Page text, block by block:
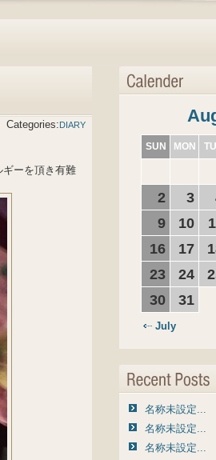
Categories:DIARY
ーを頂き有難
SUN MON
2
3
9
10
16
17
23
24
30
31
July
名称未設定...
名称未設定...
名称未設定...